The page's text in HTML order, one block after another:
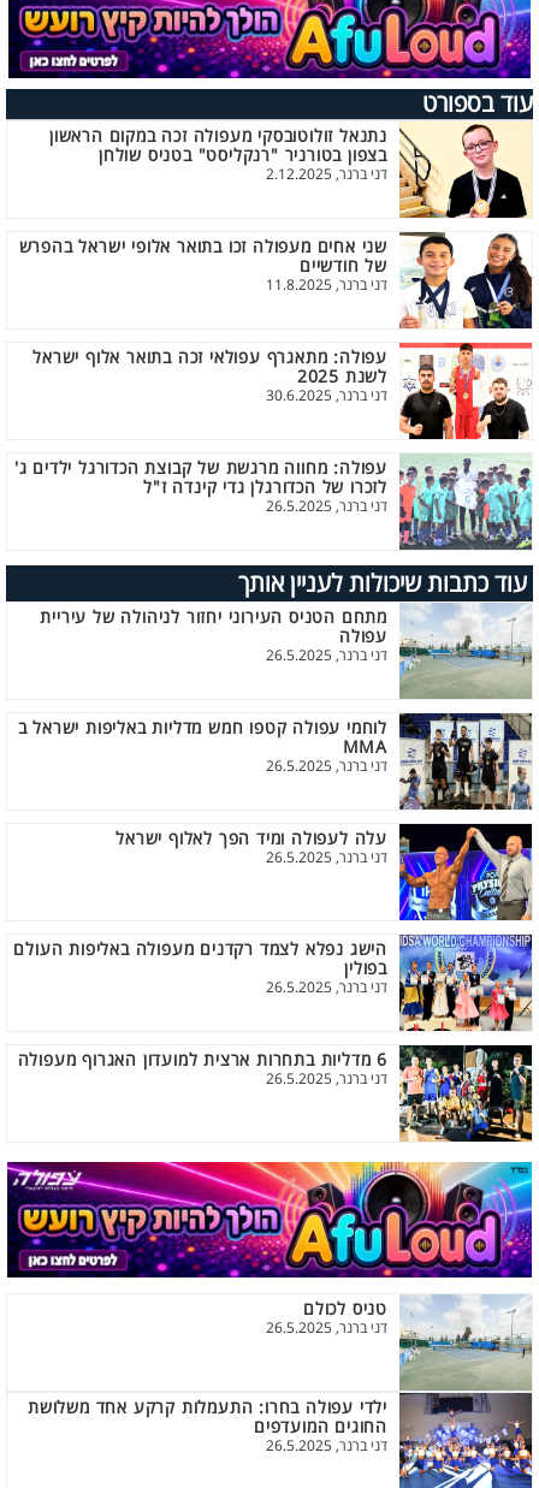
עוד בספורט
נתנאל זולוטובסקי מעפולה זכה במקום הראשון
בצפון בטורניר "רנקליסט" בטניס שולחן
דני ברנר, 2.12.2025
שני אחים מעפולה זכו בתואר אלופי ישראל בהפרש
של חודשיים
דני ברנר, 11.8.2025
עפולה: מתאגרף עפולאי זכה בתואר אלוף ישראל
לשנת 2025
דני ברנר, 30.6.2025
עפולה: מחווה מרגשת של קבוצת הכדורגל ילדים ג'
לזכרו של הכדורגלן גדי קינדה ז"ל
דני ברנר, 26.5.2025
עוד כתבות שיכולות לעניין אותך
מתחם הטניס העירוני יחזור לניהולה של עיריית
עפולה
דני ברנר, 26.5.2025
לוחמי עפולה קטפו חמש מדליות באליפות ישראל ב
MMA
דני ברנר, 26.5.2025
עלה לעפולה ומיד הפך לאלוף ישראל
דני ברנר, 26.5.2025
הישג נפלא לצמד רקדנים מעפולה באליפות העולם
בפולין
דני ברנר, 26.5.2025
6 מדליות בתחרות ארצית למועדון האגרוף מעפולה
דני ברנר, 26.5.2025
טניס לכולם
דני ברנר, 26.5.2025
ילדי עפולה בחרו: התעמלות קרקע אחד משלושת
החוגים המועדפים
דני ברנר, 26.5.2025